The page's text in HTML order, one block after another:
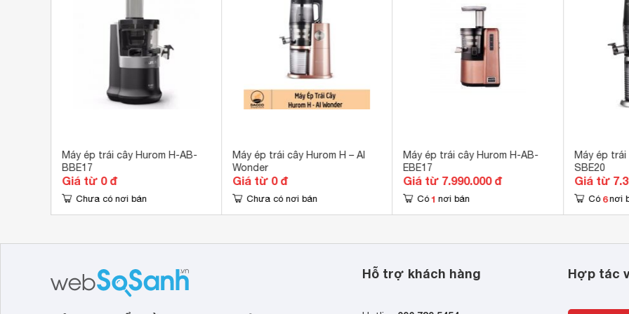
Chất liệu màng lọc Thép không gỉ
Chất liệu máy Nhựa
Số lượng cối Không có cối xay
Dung tích bình chứa 450 ml
Trọng lượng 5.8 kg
Máy ép trái cây Hurom H-AB-
BBE17
Giá từ 0 đ
Chưa có nơi bán
Máy ép trái cây Hurom H – AI
Wonder
Giá từ 0 đ
Chưa có nơi bán
Máy ép trái cây Hurom H-AB-
EBE17
Giá từ 7.990.000 đ
Có 1 nơi bán
Máy ép trái
SBE20
Giá từ
Có 6 nơi
Hỗ trợ khách hàng Hợp tác